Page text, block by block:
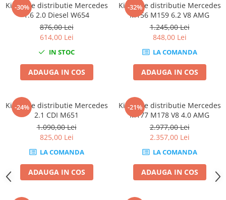
Ciocane Dalti si Dornuri
Gresoare
Reparat Filete
Aeroterme si Incalzitoare
Aparate de spalat cu presiune
Lampi si Lanterne
Masini de insurubat si gaurit
Masini de polishat
Pistoale aer cald
Pistoale de lipit
Pistoale electrice de impact
Polizoare unghiulare
-30%
Kit fixare distributie Mercedes
1.6 2.0 Diesel W654
876,00 Lei
614,00 Lei
IN STOC
ADAUGA IN COS
-32%
Kit fixare distributie Mercedes
M156 M159 6.2 V8 AMG
1.245,00 Lei
848,00 Lei
LA COMANDA
ADAUGA IN COS
-24%
Kit fixare distributie Mercedes
2.1 CDI M651
1.090,00 Lei
825,00 Lei
LA COMANDA
ADAUGA IN COS
-21%
Kit fixare distributie Mercedes
M177 M178 V8 4.0 AMG
2.977,00 Lei
2.357,00 Lei
LA COMANDA
ADAUGA IN COS